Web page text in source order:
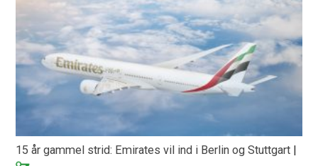
15 år gammel strid: Emirates vil ind i Berlin og Stuttgart |